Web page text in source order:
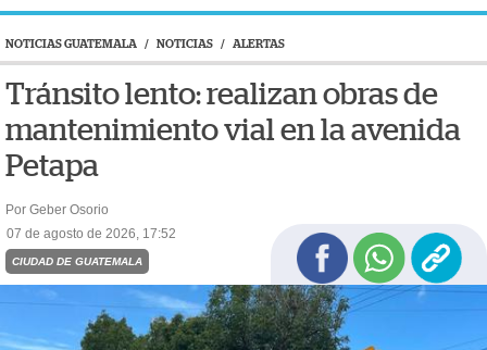
NOTICIAS GUATEMALA / NOTICIAS / ALERTAS
Tránsito lento: realizan obras de
mantenimiento vial en la avenida
Petapa
Por Geber Osorio
07 de agosto de 2026, 17:52
CIUDAD DE GUATEMALA